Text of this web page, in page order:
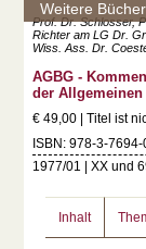
Weitere Bücher
Prof. Dr. Schlosser,
Richter am LG Dr.
Wiss. Ass. Dr.
AGBG -
der
€ 49,00 | Titel ist
ISBN: 978-3-
1977/01 | XX und
Inhalt